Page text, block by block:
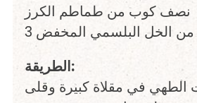
نصف كوب من طماطم الكرز
من الخل البلسمي المخفض
الطريقة:
في مقلاة كبيرة وقلى